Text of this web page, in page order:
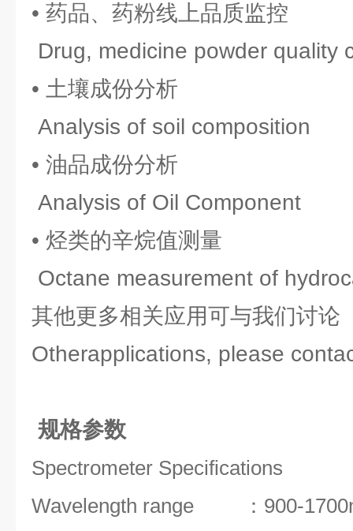
• 药品、药粉线上品质监控
Drug, medicine powder quality
• 土壤成份分析
Analysis of soil composition
• 油品成份分析
Analysis of Oil Component
• 烃类的辛烷值测量
Octane measurement of
其他更多相关应用可与我们讨论
Otherapplications, please
规格参数
Spectrometer Specifications
Wavelength range ：900-